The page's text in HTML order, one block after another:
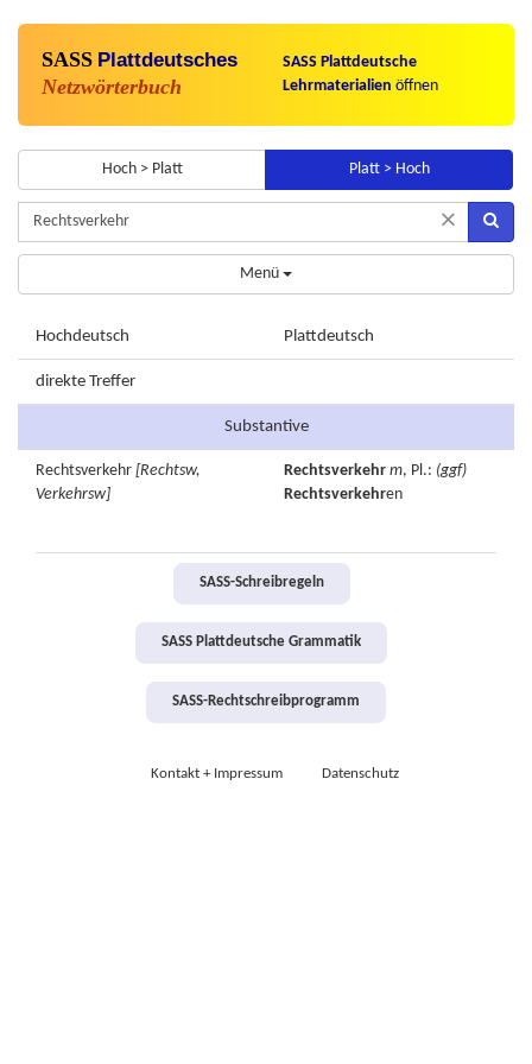
SASS Plattdeutsches
Netzwörterbuch
SASS Plattdeutsche
Lehrmaterialien öffnen
Hoch > Platt Platt > Hoch
×
Menü
Hochdeutsch Plattdeutsch
direkte Treffer
Substantive
Rechtsverkehr [Rechtsw,
Verkehrsw]
Rechtsverkehr m, Pl.: (ggf)
Rechtsverkehren
SASS-Schreibregeln
SASS Plattdeutsche Grammatik
SASS-Rechtschreibprogramm
Kontakt + Impressum Datenschutz